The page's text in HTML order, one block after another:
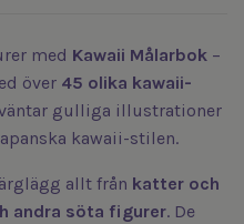
med Kawaii Målarbok –
över 45 olika kawaii-
gulliga illustrationer
kawaii-stilen.
allt från katter och
andra söta figurer. De